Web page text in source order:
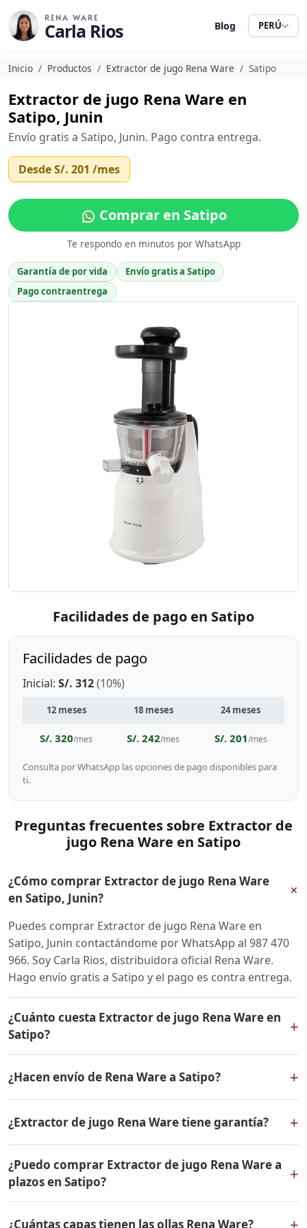
RENA WARE
Carla Rios Blog PERÚ
Inicio Productos Extractor de jugo Rena Ware Satipo
Extractor de jugo Rena Ware en
Satipo, Junin
Envío gratis a Satipo, Junin. Pago contra entrega.
DesdeS/. 201 /mes
Comprar en Satipo
Te respondo en minutos por WhatsApp
Garantía de por vida
Envío gratis a Satipo
Pago contraentrega
Facilidades de pago en Satipo
Facilidades de pago
Inicial: S/. 312(10%)
12 meses 18 meses 24 meses
S/. 320/mes S/. 242/mes S/. 201/mes
Consulta por WhatsApp las opciones de pago disponibles para
ti.
Preguntas frecuentes sobre Extractor de
jugo Rena Ware en Satipo
¿Cómo comprar Extractor de jugo Rena Ware
en Satipo, Junin?
+
Puedes comprar Extractor de jugo Rena Ware en
Satipo, Junin contactándome por WhatsApp al 987 470
966. Soy Carla Rios, distribuidora oficial Rena Ware.
Hago envío gratis a Satipo y el pago es contra entrega.
¿Cuánto cuesta Extractor de jugo Rena Ware en
Satipo?
+
en todo el Perú. Contáctame por WhatsApp para
conocer el precio actual, promociones disponibles y
facilidades de pago en cuotas desde el 10% de inicial.
¿Hacen envío de Rena Ware a Satipo? +
Ware a Satipo, Junin y a todo el Perú. El pago es contra
entrega.
¿Extractor de jugo Rena Ware tiene garantía? +
vida contra defectos de fabricación. Todos los
productos Rena Ware están fabricados en acero
inoxidable quirúrgico 18/10 de la más alta calidad.
¿Puedo comprar Extractor de jugo Rena Ware a
plazos en Satipo?
+
¿Cuántas capas tienen las ollas Rena Ware? +